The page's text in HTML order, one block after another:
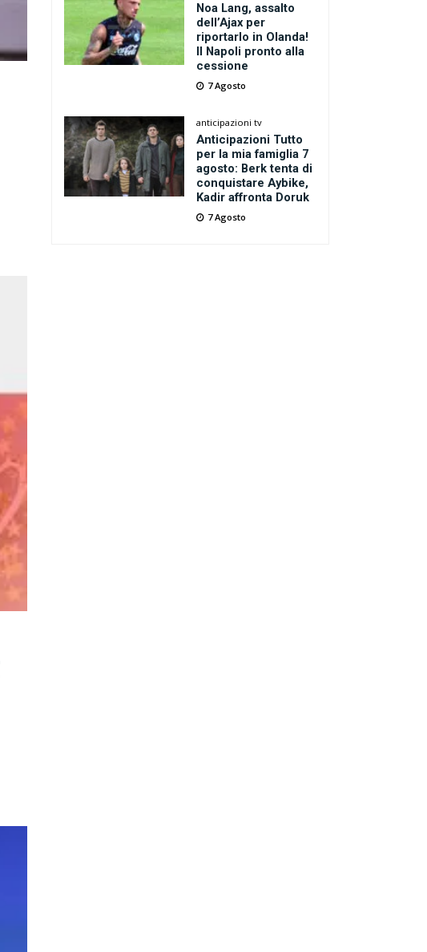
Noa Lang, assalto
dell’Ajax per
riportarlo in Olanda!
Il Napoli pronto alla
cessione
7 Agosto
anticipazioni tv
Anticipazioni Tutto
per la mia famiglia 7
agosto: Berk tenta di
conquistare Aybike,
Kadir affronta Doruk
7 Agosto